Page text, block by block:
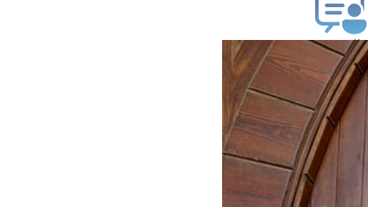
طلب فتوى
استعلام عن فتوى
حجز موعد